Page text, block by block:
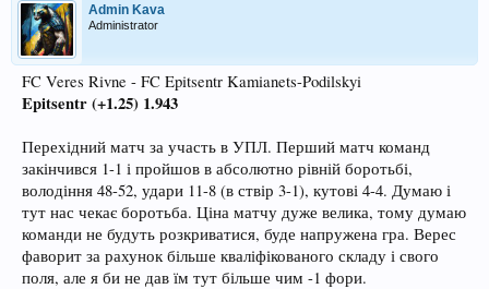
Admin Kava
Administrator
FC Veres Rivne - FC Epitsentr Kamianets-Podilskyi
Epitsentr (+1.25) 1.943
Перехідний матч за участь в УПЛ. Перший матч команд
закінчився 1-1 і пройшов в абсолютно рівній боротьбі,
володіння 48-52, удари 11-8 (в ствір 3-1), кутові 4-4. Думаю і
тут нас чекає боротьба. Ціна матчу дуже велика, тому думаю
команди не будуть розкриватися, буде напружена гра. Верес
фаворит за рахунок більше кваліфікованого складу і свого
поля, але я би не дав їм тут більше чим -1 фори.